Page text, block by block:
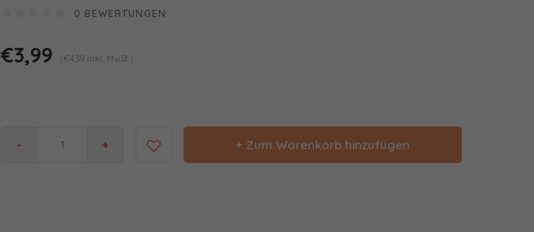
0 BEWERTUNGEN
€3,99 (€4,39 Inkl. MwSt.)
- + + Zum Warenkorb hinzufügen